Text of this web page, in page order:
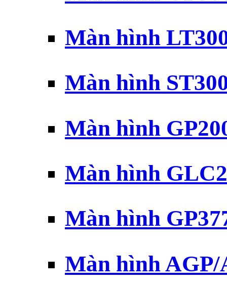
Màn hình
Màn hình
Màn hình
Màn hình
Màn hình
Màn hình AGP/